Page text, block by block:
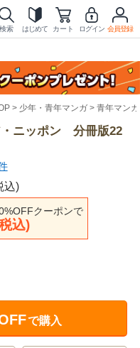
検索 はじめて カート ログイン 会員登録
少年・青年マンガ 青年マンガ
・ニッポン 分冊版22
込)
クーポンで
込)
で購入